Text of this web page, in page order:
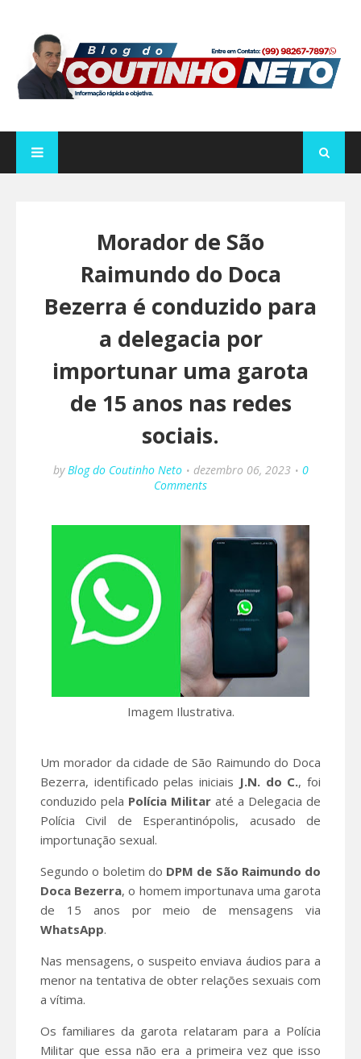
Morador de São
Raimundo do Doca
Bezerra é conduzido para
a delegacia por
importunar uma garota
de 15 anos nas redes
sociais.
by Blog do Coutinho Neto dezembro 06, 2023
0
Comments
Imagem Ilustrativa.
Um morador da cidade de São Raimundo do Doca
Bezerra, identificado pelas iniciais J.N. do C., foi
conduzido pela Polícia Militar até a Delegacia de
Polícia Civil de Esperantinópolis, acusado de
importunação sexual.
Segundo o boletim do DPM de São Raimundo do
Doca Bezerra, o homem importunava uma garota
de 15 anos por meio de mensagens via
WhatsApp.
Nas mensagens, o suspeito enviava áudios para a
menor na tentativa de obter relações sexuais com
a vítima.
Os familiares da garota relataram para a Polícia
Militar que essa não era a primeira vez que isso